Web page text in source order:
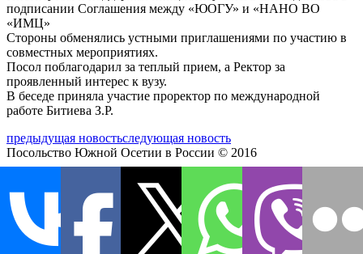
подписании Соглашения между «ЮОГУ» и «НАНО ВО
«ИМЦ»
Стороны обменялись устными приглашениями по участию в
совместных мероприятиях.
Посол поблагодарил за теплый прием, а Ректор за
проявленный интерес к вузу.
В беседе приняла участие проректор по международной
работе Битиева З.Р.
предыдущая новостьследующая новость
Посольство Южной Осетии в России © 2016